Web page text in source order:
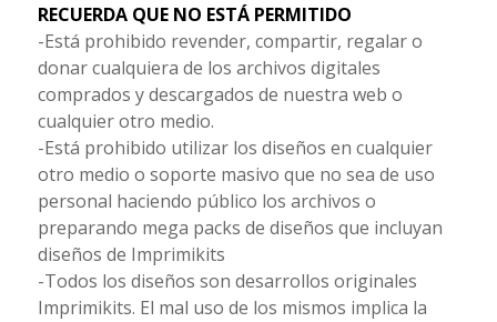
RECUERDA QUE NO ESTÁ PERMITIDO
-Está prohibido revender, compartir, regalar o
donar cualquiera de los archivos digitales
comprados y descargados de nuestra web o
cualquier otro medio.
-Está prohibido utilizar los diseños en cualquier
otro medio o soporte masivo que no sea de uso
personal haciendo público los archivos o
preparando mega packs de diseños que incluyan
diseños de Imprimikits
-Todos los diseños son desarrollos originales
Imprimikits. El mal uso de los mismos implica la